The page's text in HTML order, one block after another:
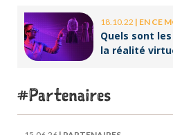
18.10.22 | EN CE
Quels sont
la réalité
Partenaires